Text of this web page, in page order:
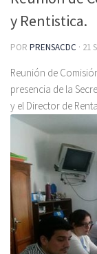
y Rentistica.
POR PRENSACDC · 21
Reunión de
presencia de la
y el Director de